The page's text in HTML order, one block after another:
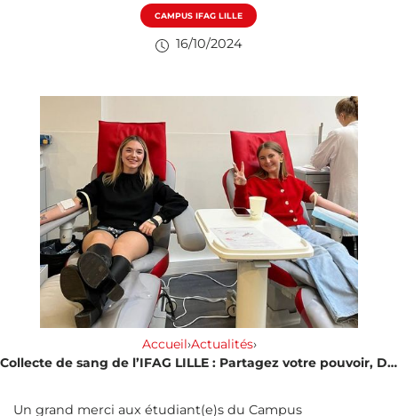
CAMPUS IFAG LILLE
16/10/2024
Accueil›Actualités›
Collecte de sang de l’IFAG LILLE : Partagez votre pouvoir, Donnez votre sang ! 👊
Un grand merci aux étudiant(e)s du Campus